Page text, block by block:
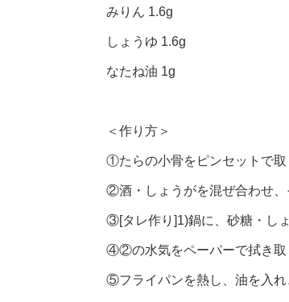
みりん 1.6g
しょうゆ 1.6g
なたね油 1g
＜作り方＞
①たらの小骨をピンセットで取
②酒・しょうがを混ぜ合わせ
③[タレ作り]1)鍋に、砂糖・し
④②の水気をペーパーで拭き取
⑤フライパンを熱し、油を入